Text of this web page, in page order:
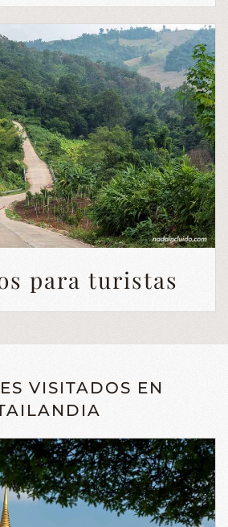
para turistas
VISITADOS EN